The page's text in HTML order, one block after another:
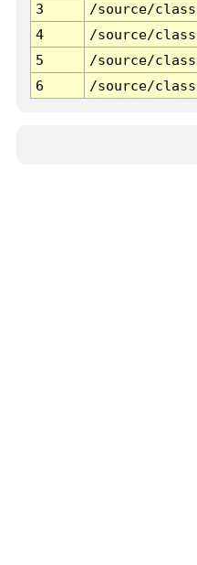
3
/source/
4
/source/
5
/source/
6
/source/